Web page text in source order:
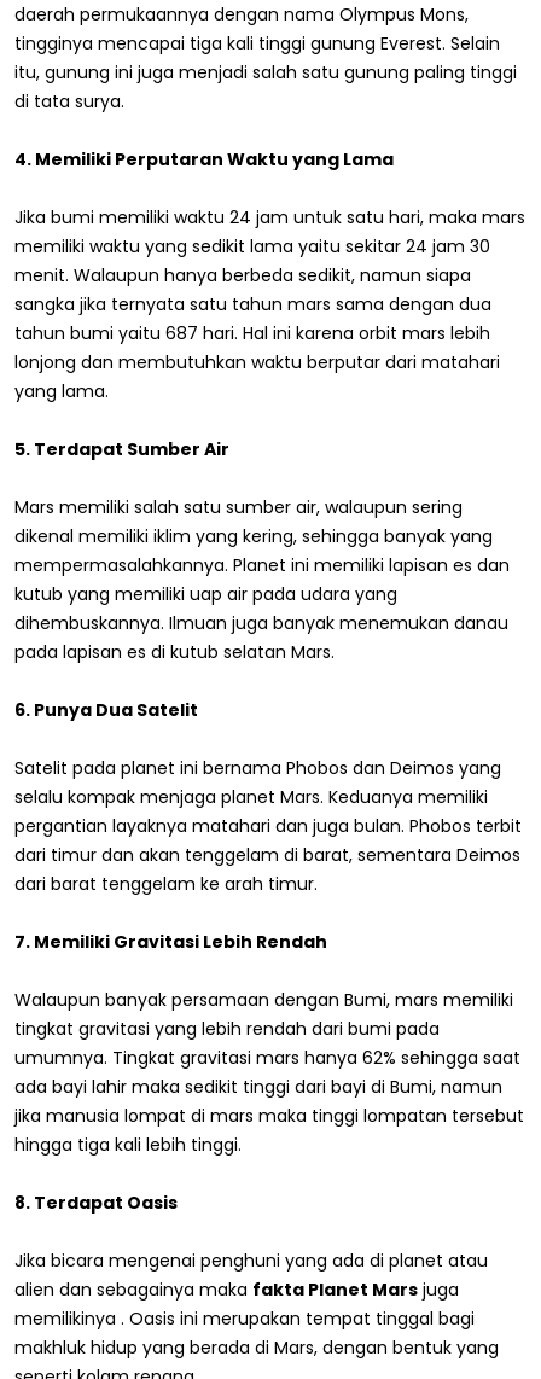
daerah permukaannya dengan nama Olympus Mons,
tingginya mencapai tiga kali tinggi gunung Everest. Selain
itu, gunung ini juga menjadi salah satu gunung paling tinggi
di tata surya.
4. Memiliki Perputaran Waktu yang Lama
Jika bumi memiliki waktu 24 jam untuk satu hari, maka mars
memiliki waktu yang sedikit lama yaitu sekitar 24 jam 30
menit. Walaupun hanya berbeda sedikit, namun siapa
sangka jika ternyata satu tahun mars sama dengan dua
tahun bumi yaitu 687 hari. Hal ini karena orbit mars lebih
lonjong dan membutuhkan waktu berputar dari matahari
yang lama.
5. Terdapat Sumber Air
Mars memiliki salah satu sumber air, walaupun sering
dikenal memiliki iklim yang kering, sehingga banyak yang
mempermasalahkannya. Planet ini memiliki lapisan es dan
kutub yang memiliki uap air pada udara yang
dihembuskannya. Ilmuan juga banyak menemukan danau
pada lapisan es di kutub selatan Mars.
6. Punya Dua Satelit
Satelit pada planet ini bernama Phobos dan Deimos yang
selalu kompak menjaga planet Mars. Keduanya memiliki
pergantian layaknya matahari dan juga bulan. Phobos terbit
dari timur dan akan tenggelam di barat, sementara Deimos
dari barat tenggelam ke arah timur.
7. Memiliki Gravitasi Lebih Rendah
Walaupun banyak persamaan dengan Bumi, mars memiliki
tingkat gravitasi yang lebih rendah dari bumi pada
umumnya. Tingkat gravitasi mars hanya 62% sehingga saat
ada bayi lahir maka sedikit tinggi dari bayi di Bumi, namun
jika manusia lompat di mars maka tinggi lompatan tersebut
hingga tiga kali lebih tinggi.
8. Terdapat Oasis
Jika bicara mengenai penghuni yang ada di planet atau
alien dan sebagainya maka fakta Planet Mars juga
memilikinya . Oasis ini merupakan tempat tinggal bagi
makhluk hidup yang berada di Mars, dengan bentuk yang